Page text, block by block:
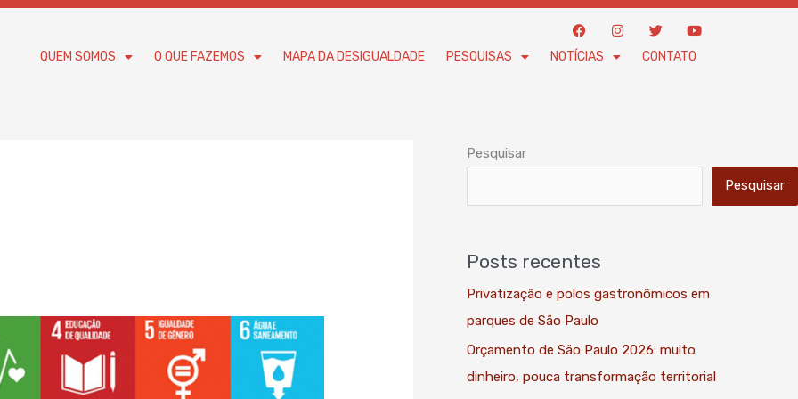
F
a
c
e
I
n
t
T
w
i
t
Y
o
u
t
QUEM SOMOS O QUE FAZEMOS MAPA DA DESIGUALDADE PESQUISAS NOTÍCIAS CONTATO
Pesquisar
Pesquisar
Posts recentes
Privatização e polos gastronômicos em
parques de São Paulo
Orçamento de São Paulo 2026: muito
dinheiro, pouca transformação territorial